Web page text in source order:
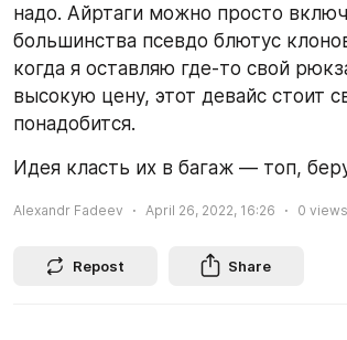
надо. Айртаги можно просто
большинства псевдо блютус
когда я оставляю где-то свой
высокую цену, этот девайс стоит
понадобится.
Идея класть их в багаж — топ,
Alexandr Fadeev April 26, 2022, 16:26 0 views
Repost Share